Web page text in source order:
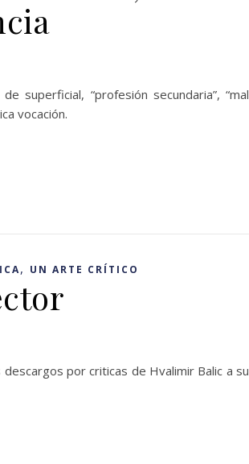
superficial, “profesión secundaria”, “mal
vocación.
, UN ARTE CRÍTICO
por criticas de Hvalimir Balic a su